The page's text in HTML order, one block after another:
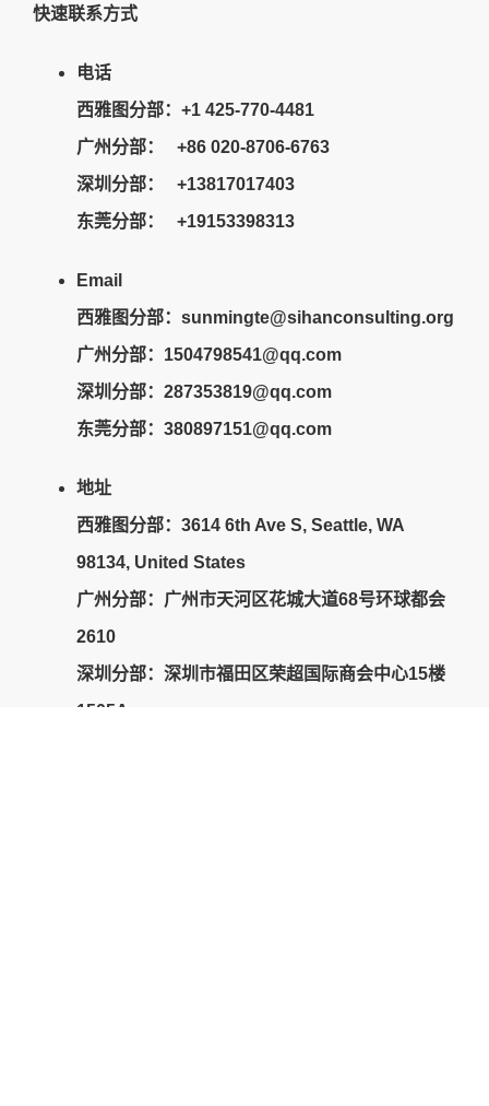
快速联系方式
电话
西雅图分部：+1 425-770-4481
广州分部： +86 020-8706-6763
深圳分部： +13817017403
东莞分部： +19153398313
Email
西雅图分部：sunmingte@sihanconsulting.org
广州分部： 1504798541@qq.com
深圳分部：287353819@qq.com
东莞分部：380897151@qq.com
地址
西雅图分部：3614 6th Ave S, Seattle, WA
98134, United States
广州分部：广州市天河区花城大道68号环球都会
2610
深圳分部：深圳市福田区荣超国际商会中心15楼
1505A